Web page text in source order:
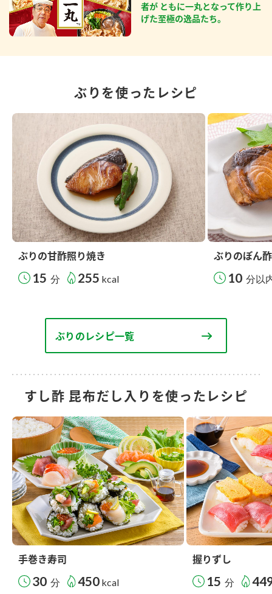
者が ともに一丸となって作り上
げた至極の逸品たち。
ぶりを使ったレシピ
ぶりの甘酢照り焼き
15 分 255 kcal
ぶりのぽん
10 分以
ぶりのレシピ一覧
すし酢 昆布だし入りを使ったレシピ
手巻き寿司
30 分 450 kcal
握りずし
15 分